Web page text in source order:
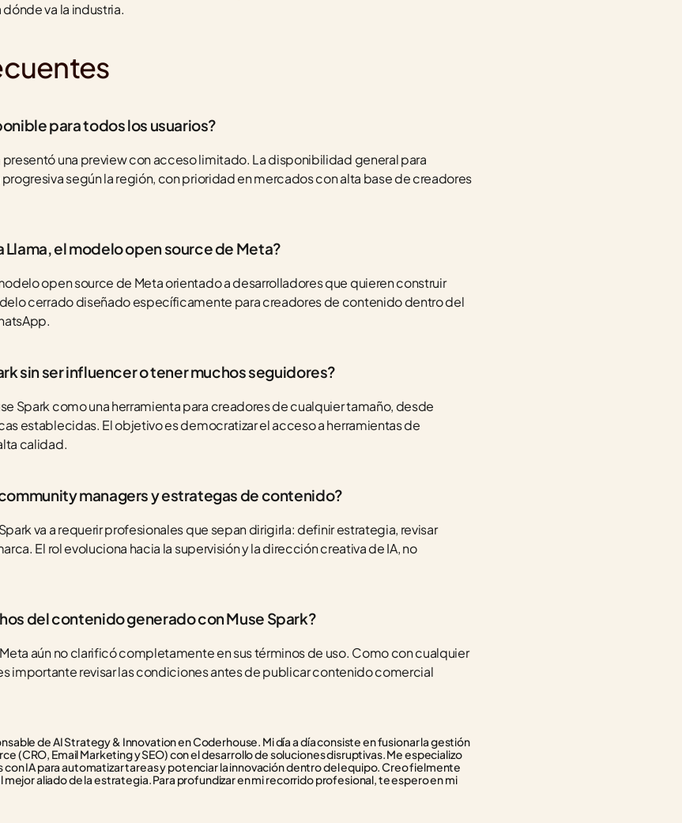
va la industria.
para todos los usuarios?
una preview con acceso limitado. La disponibilidad general para
según la región, con prioridad en mercados con alta base de creadores
Llama, el modelo open source de Meta?
open source de Meta orientado a desarrolladores que quieren construir
cerrado diseñado específicamente para creadores de contenido dentro del
sin ser influencer o tener muchos seguidores?
Spark como una herramienta para creadores de cualquier tamaño, desde
establecidas. El objetivo es democratizar el acceso a herramientas de
calidad.
managers y estrategas de contenido?
va a requerir profesionales que sepan dirigirla: definir estrategia, revisar
El rol evoluciona hacia la supervisión y la dirección creativa de IA, no
del contenido generado con Muse Spark?
aún no clarificó completamente en sus términos de uso. Como con cualquier
importante revisar las condiciones antes de publicar contenido comercial
de AI Strategy & Innovation en Coderhouse. Mi día a día consiste en fusionar la gestión
(CRO, Email Marketing y SEO) con el desarrollo de soluciones disruptivas. Me especializo
con IA para automatizar tareas y potenciar la innovación dentro del equipo. Creo fielmente
mejor aliado de la estrategia. Para profundizar en mi recorrido profesional, te espero en mi